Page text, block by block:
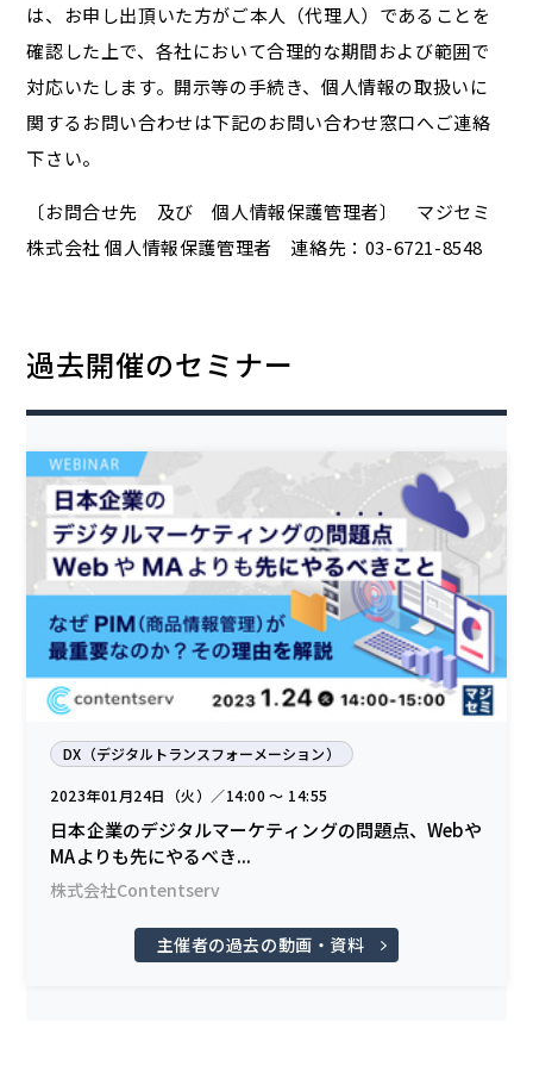
は、お申し出頂いた方がご本人（代理人）であることを
確認した上で、各社において合理的な期間および範囲で
対応いたします。開示等の手続き、個人情報の取扱いに
関するお問い合わせは下記のお問い合わせ窓口へご連絡
下さい。
〔お問合せ先 及び 個人情報保護管理者〕 マジセミ
株式会社 個人情報保護管理者 連絡先：03-6721-8548
過去開催のセミナー
DX（デジタルトランスフォーメーション）
2023年01月24日（火）／14:00 〜 14:55
日本企業のデジタルマーケティングの問題点、Webや
MAよりも先にやるべき...
株式会社Contentserv
主催者の過去の動画・資料